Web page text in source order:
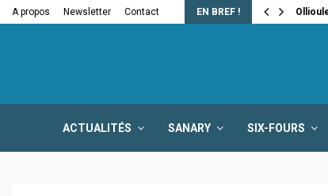
A propos Newsletter Contact EN BREF !
la fermeture…
ACTUALITÉS SANARY SIX-FOURS